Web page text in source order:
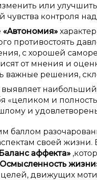
или
чувства контроля
«Автономия»
противостоять
с хорошей
от мнения и
важные решения,
«целиком и
и
баллом
своей
аффекта»
целей, движущих